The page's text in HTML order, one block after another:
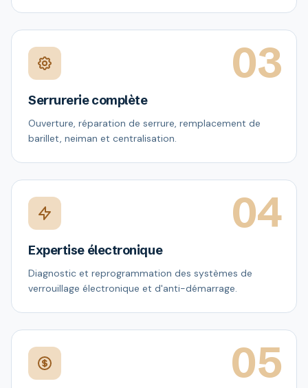
03
Serrurerie complète
Ouverture, réparation de serrure, remplacement de
barillet, neiman et centralisation.
04
Expertise électronique
Diagnostic et reprogrammation des systèmes de
verrouillage électronique et d'anti-démarrage.
05